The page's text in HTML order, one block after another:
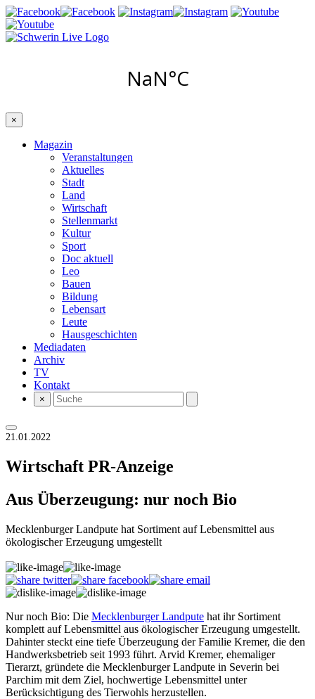
×
Magazin
Veranstaltungen
Aktuelles
Stadt
Land
Wirtschaft
Stellenmarkt
Kultur
Sport
Doc aktuell
Leo
Bauen
Bildung
Lebensart
Leute
Hausgeschichten
Mediadaten
Archiv
TV
Kontakt
×
21.01.2022
Wirtschaft PR-Anzeige
Aus Überzeugung: nur noch Bio
Mecklenburger Landpute hat Sortiment auf Lebensmittel aus
ökologischer Erzeugung umgestellt
Nur noch Bio: Die Mecklenburger Landpute hat ihr Sortiment
komplett auf Lebensmittel aus ökologischer Erzeugung umgestellt.
Dahinter steckt eine tiefe Überzeugung der Familie Kremer, die den
Handwerksbetrieb seit 1993 führt. Arvid Kremer, ehemaliger
Tierarzt, gründete die Mecklenburger Landpute in Severin bei
Parchim mit dem Ziel, hochwertige Lebensmittel unter
Berücksichtigung des Tierwohls herzustellen.